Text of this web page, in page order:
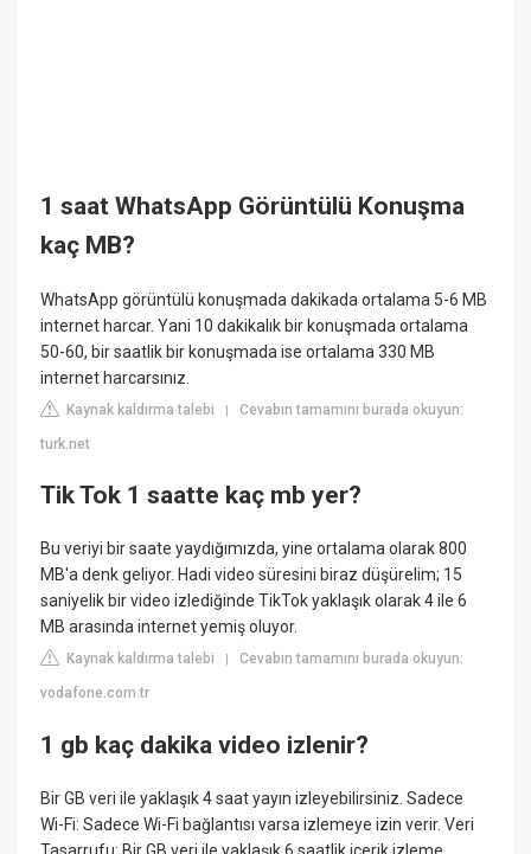
1 saat WhatsApp Görüntülü Konuşma
kaç MB?
WhatsApp görüntülü konuşmada dakikada ortalama 5-6 MB
internet harcar. Yani 10 dakikalık bir konuşmada ortalama
50-60, bir saatlik bir konuşmada ise ortalama 330 MB
internet harcarsınız.
Kaynak kaldırma talebi |Cevabın tamamını burada okuyun:
turk.net
Tik Tok 1 saatte kaç mb yer?
Bu veriyi bir saate yaydığımızda, yine ortalama olarak 800
MB'a denk geliyor. Hadi video süresini biraz düşürelim; 15
saniyelik bir video izlediğinde TikTok yaklaşık olarak 4 ile 6
MB arasında internet yemiş oluyor.
Kaynak kaldırma talebi |Cevabın tamamını burada okuyun:
vodafone.com.tr
1 gb kaç dakika video izlenir?
Bir GB veri ile yaklaşık 4 saat yayın izleyebilirsiniz. Sadece
Wi-Fi: Sadece Wi-Fi bağlantısı varsa izlemeye izin verir. Veri